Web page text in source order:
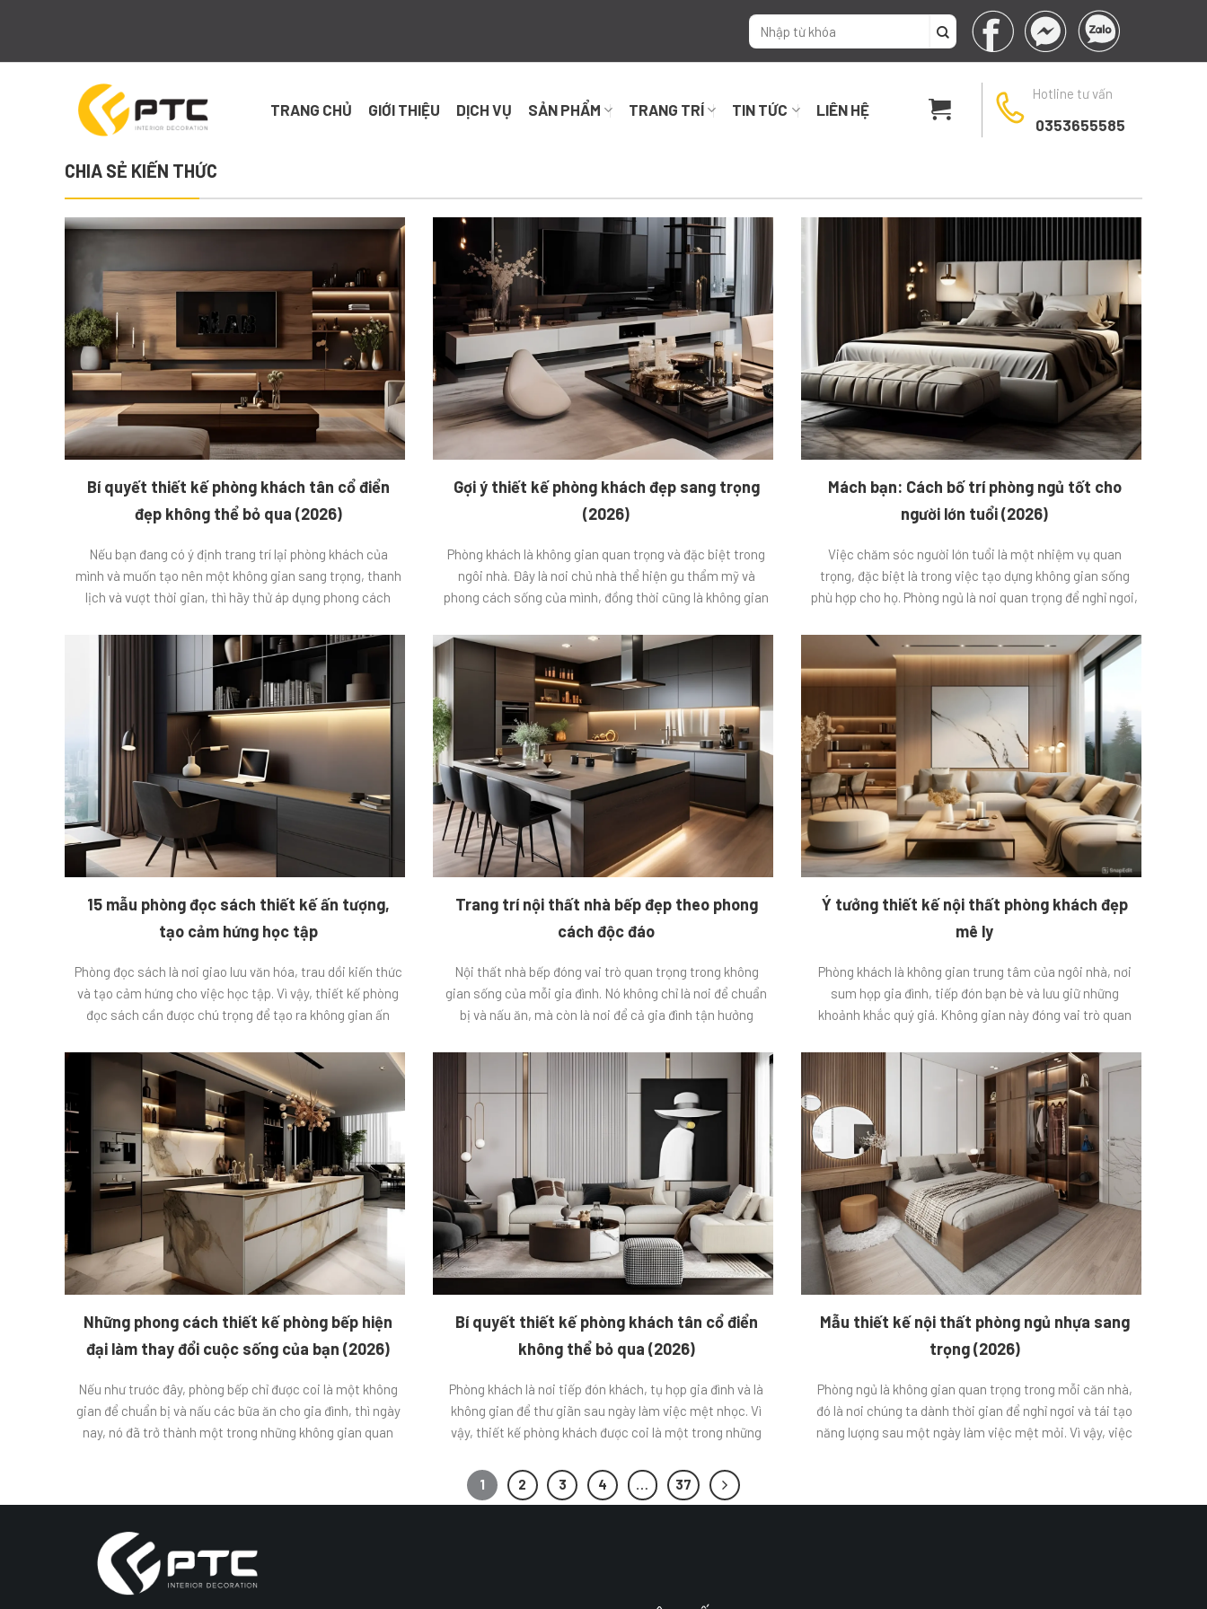
TRANG CHỦ GIỚI THIỆU DỊCH VỤ SẢN PHẨM TRANG TRÍ TIN TỨC LIÊN HỆ
Hotline tư vấn
0353655585
CHIA SẺ KIẾN THỨC
Bí quyết thiết kế phòng khách tân cổ điển
đẹp không thể bỏ qua (2026)
Nếu bạn đang có ý định trang trí lại phòng khách của
mình và muốn tạo nên một không gian sang trọng, thanh
lịch và vượt thời gian, thì hãy thử áp dụng phong cách
điển Châu Âu và sự hiện đại, […]
Gợi ý thiết kế phòng khách đẹp sang trọng
(2026)
Phòng khách là không gian quan trọng và đặc biệt trong
ngôi nhà. Đây là nơi chủ nhà thể hiện gu thẩm mỹ và
phong cách sống của mình, đồng thời cũng là không gian
sang trọng luôn được các gia đình quan […]
Mách bạn: Cách bố trí phòng ngủ tốt cho
người lớn tuổi (2026)
Việc chăm sóc người lớn tuổi là một nhiệm vụ quan
trọng, đặc biệt là trong việc tạo dựng không gian sống
phù hợp cho họ. Phòng ngủ là nơi quan trọng để nghỉ ngơi,
cần được bố trí một cách khoa […]
15 mẫu phòng đọc sách thiết kế ấn tượng,
tạo cảm hứng học tập
Phòng đọc sách là nơi giao lưu văn hóa, trau dồi kiến thức
và tạo cảm hứng cho việc học tập. Vì vậy, thiết kế phòng
đọc sách cần được chú trọng để tạo ra không gian ấn
công nghệ và xu hướng […]
Trang trí nội thất nhà bếp đẹp theo phong
cách độc đáo
Nội thất nhà bếp đóng vai trò quan trọng trong không
gian sống của mỗi gia đình. Nó không chỉ là nơi để chuẩn
bị và nấu ăn, mà còn là nơi để cả gia đình tận hưởng
chuyện trong cuộc sống. Do đó, […]
Ý tưởng thiết kế nội thất phòng khách đẹp
mê ly
Phòng khách là không gian trung tâm của ngôi nhà, nơi
sum họp gia đình, tiếp đón bạn bè và lưu giữ những
khoảnh khắc quý giá. Không gian này đóng vai trò quan
đến thăm và ảnh hưởng trực tiếp đến tâm trạng, […]
Những phong cách thiết kế phòng bếp hiện
đại làm thay đổi cuộc sống của bạn (2026)
Nếu như trước đây, phòng bếp chỉ được coi là một không
gian để chuẩn bị và nấu các bữa ăn cho gia đình, thì ngày
nay, nó đã trở thành một trong những không gian quan
Bí quyết thiết kế phòng khách tân cổ điển
không thể bỏ qua (2026)
Phòng khách là nơi tiếp đón khách, tụ họp gia đình và là
không gian để thư giãn sau ngày làm việc mệt nhọc. Vì
vậy, thiết kế phòng khách được coi là một trong những
đẹp và thoải mái cho gia đình. Trong […]
Mẫu thiết kế nội thất phòng ngủ nhựa sang
trọng (2026)
Phòng ngủ là không gian quan trọng trong mỗi căn nhà,
đó là nơi chúng ta dành thời gian để nghỉ ngơi và tái tạo
năng lượng sau một ngày làm việc mệt mỏi. Vì vậy, việc
1 2 3 4 … 37